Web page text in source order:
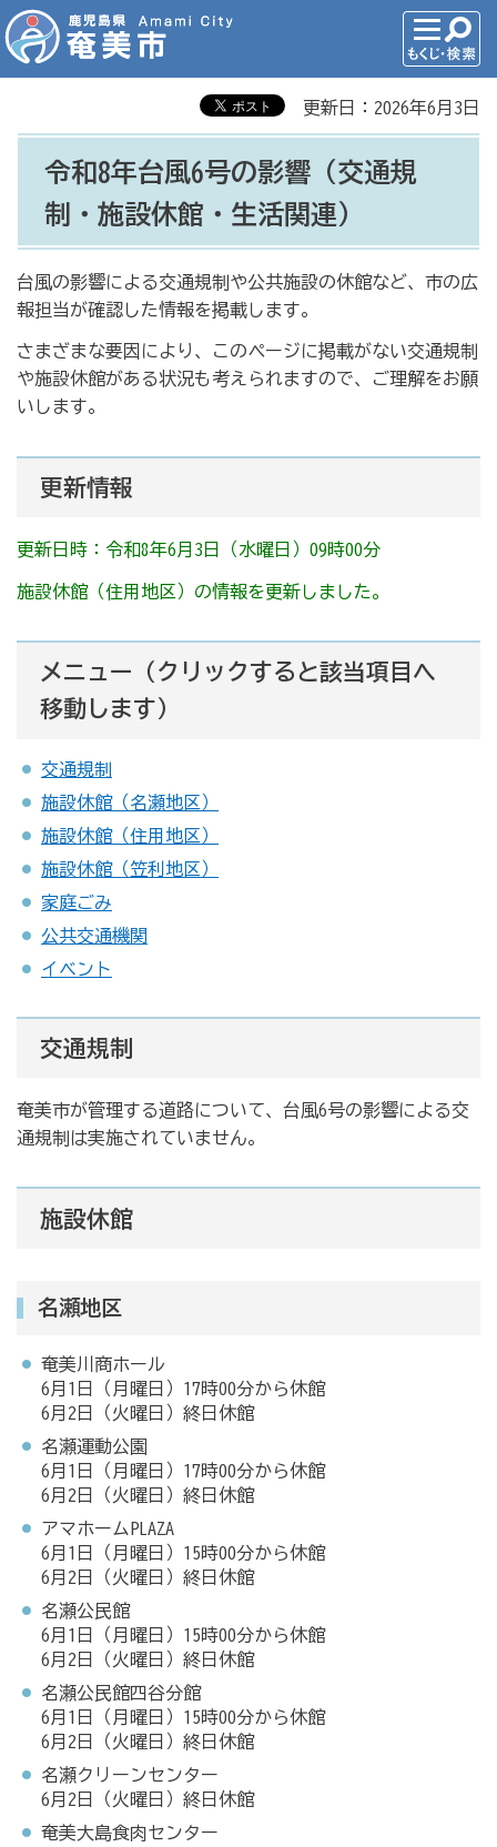
更新日：2026年6月3日
令和8年台風6号の影響（交通規
制・施設休館・生活関連）
台風の影響による交通規制や公共施設の休館など、市の広
報担当が確認した情報を掲載します。
さまざまな要因により、このページに掲載がない交通規制
や施設休館がある状況も考えられますので、ご理解をお願
いします。
更新情報
更新日時：令和8年6月3日（水曜日）09時00分
施設休館（住用地区）の情報を更新しました。
メニュー（クリックすると該当項目へ
移動します）
交通規制
施設休館（名瀬地区）
施設休館（住用地区）
施設休館（笠利地区）
家庭ごみ
公共交通機関
イベント
交通規制
奄美市が管理する道路について、台風6号の影響による交
通規制は実施されていません。
施設休館
名瀬地区
奄美川商ホール
6月1日（月曜日）17時00分から休館
6月2日（火曜日）終日休館
名瀬運動公園
6月1日（月曜日）17時00分から休館
6月2日（火曜日）終日休館
アマホームPLAZA
6月1日（月曜日）15時00分から休館
6月2日（火曜日）終日休館
名瀬公民館
6月1日（月曜日）15時00分から休館
6月2日（火曜日）終日休館
名瀬公民館四谷分館
6月1日（月曜日）15時00分から休館
6月2日（火曜日）終日休館
名瀬クリーンセンター
6月2日（火曜日）終日休館
奄美大島食肉センター